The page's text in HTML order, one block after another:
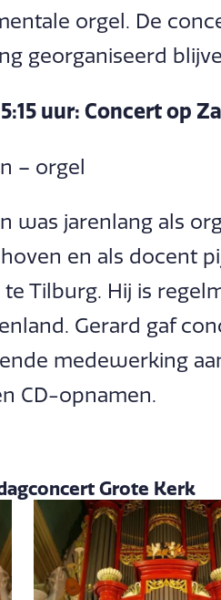
orgel. De
georganiseerd
uur: Concert op
– orgel
was jarenlang als
en als docent
Tilburg. Hij is
Gerard gaf
medewerking
CD-opnamen.
Grote Kerk